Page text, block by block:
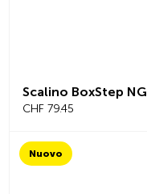
Scalino BoxStep NG
CHF 79.45
Nuovo